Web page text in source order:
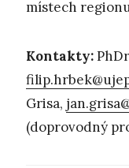
místech
Kontakty:
Grisa,
(doprovodný